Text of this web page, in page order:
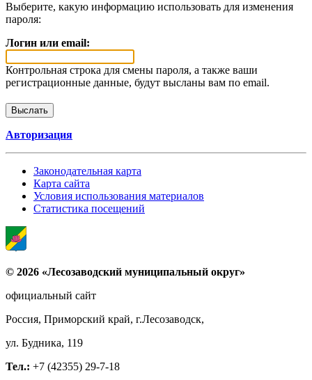
Выберите, какую информацию использовать для изменения
пароля:
Логин или email:
Контрольная строка для смены пароля, а также ваши
регистрационные данные, будут высланы вам по email.
Авторизация
Законодательная карта
Карта сайта
Условия использования материалов
Статистика посещений
© 2026 «Лесозаводский муниципальный округ»
официальный сайт
Россия, Приморский край, г.Лесозаводск,
ул. Будника, 119
Тел.: +7 (42355) 29-7-18